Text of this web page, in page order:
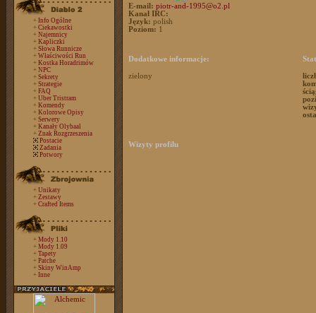
+ Info Ogólne
+ Ciekawostki
+ Najemnicy
+ Kapliczki
+ Słowa Runnicze
+ Właściwości Run
+ Kostka Horadrimów
+ NPC
+ Sekrety
+ Strategie
+ FAQ
+ Uber Tristram
+ Komendy
+ Kolorowe Opisy
+ Serwery
+ Kanały Olybaal
+ Znak Rozgrzeszenia
Postacie
Zadania
Potwory
+ Unikaty
+ Zestawy
+ Crafted Items
+ Mody 1.10
+ Mody 1.09
+ Tapety
+ Patche
+ Skiny WinAmp
+ Inne
E-mail: piotr-and-1995@o2.pl
Kanał IRC:
Język: polish
Poziom: 1
Dodatkowe informacje:
zielony
Wizyty profilu